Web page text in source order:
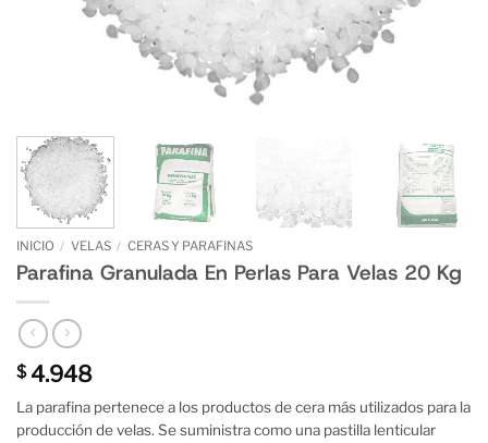
INICIO / VELAS / CERAS Y PARAFINAS
Parafina Granulada En Perlas Para Velas 20 Kg
$4.948
La parafina pertenece a los productos de cera más utilizados para la
producción de velas. Se suministra como una pastilla lenticular